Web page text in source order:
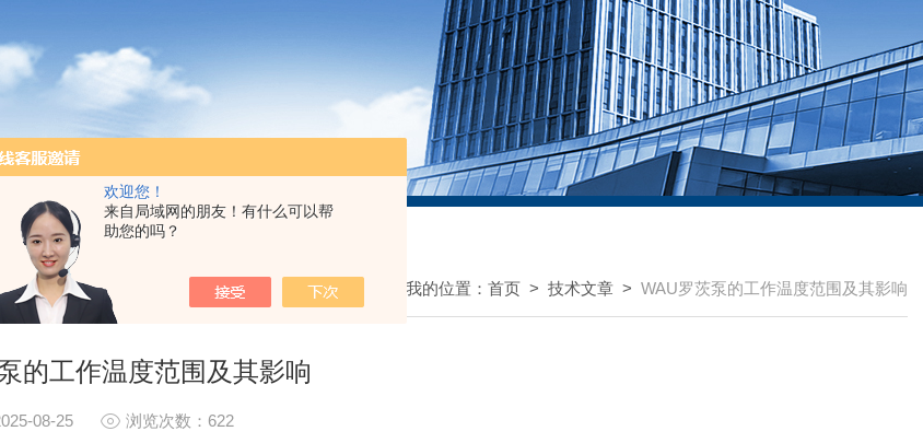
欢迎您！
来自局域网的朋友！有什么可以帮
助您的吗？
我的位置： 首页 > 技术文章 > WAU罗茨泵的工作温度范围及其影响
的工作温度范围及其影响
08-25 浏览次数：622